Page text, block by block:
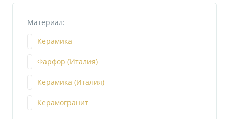
Материал:
Керамика
Фарфор (Италия)
Керамика (Италия)
Керамогранит